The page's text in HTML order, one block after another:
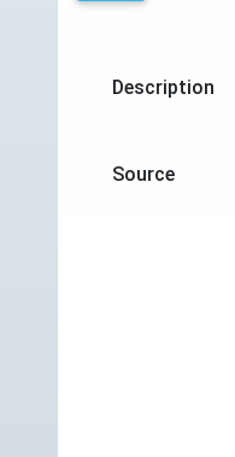
Description
Source